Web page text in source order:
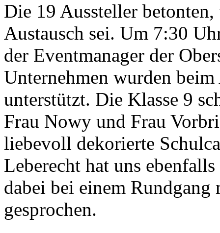
Die 19 Aussteller
Austausch sei. Um 7:30
der Eventmanager der
Unternehmen wurden
unterstützt. Die Klasse 9
Frau Nowy und Frau
liebevoll dekorierte
Leberecht hat uns
dabei bei einem
gesprochen.